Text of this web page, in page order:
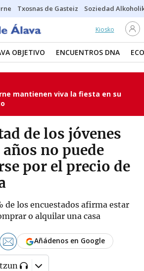
Txosnas de Gasteiz Soziedad
Kiosko
OBJETIVO ENCUENTROS DNA
mantienen viva la fiesta en su
de los jóvenes
años no puede
por el precio de
de los encuestados afirma estar
o alquilar una casa
Añádenos en Google